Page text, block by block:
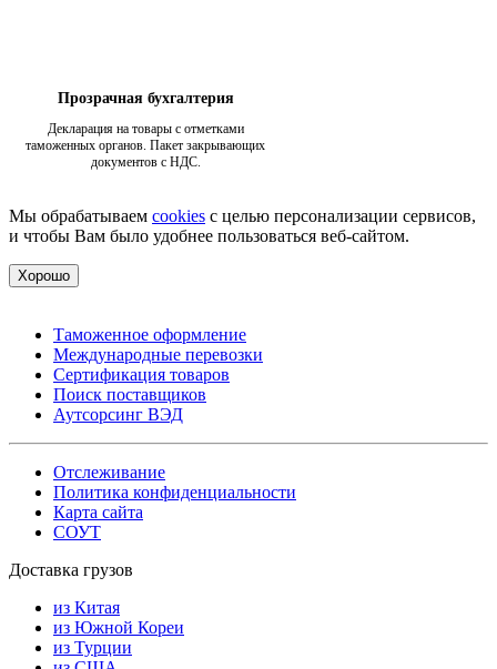
Прозрачная бухгалтерия
Декларация на товары с отметками
таможенных органов. Пакет закрывающих
документов с НДС.
Мы обрабатываем cookies с целью персонализации сервисов,
и чтобы Вам было удобнее пользоваться веб-сайтом.
Хорошо
Таможенное оформление
Международные перевозки
Сертификация товаров
Поиск поставщиков
Аутсорсинг ВЭД
Отслеживание
Политика конфиденциальности
Карта сайта
СОУТ
Доставка грузов
из Китая
из Южной Кореи
из Турции